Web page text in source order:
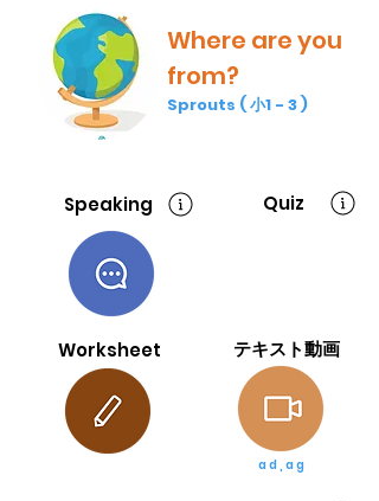
Where are you
from?
Sprouts ( 小1 - 3 )
Speaking
Worksheet
Quiz
テキスト動画
a d , a g